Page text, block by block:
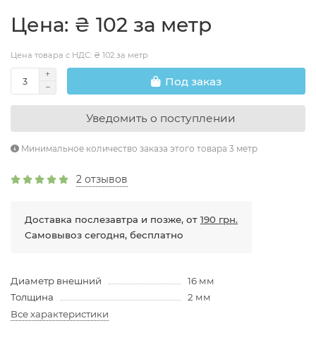
Цена: ₴ 102 за метр
Цена товара с НДС: ₴ 102 за метр
Под заказ
Уведомить о поступлении
Минимальное количество заказа этого товара 3 метр
2 отзывов
Доставка послезавтра и позже, от 190 грн.
Самовывоз сегодня, бесплатно
Диаметр внешний
16 мм
Толщина
2 мм
Все характеристики